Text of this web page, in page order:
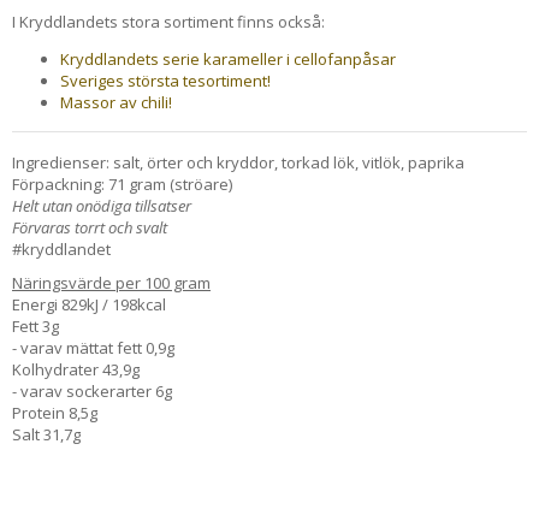
I Kryddlandets stora sortiment finns också:
Kryddlandets serie karameller i cellofanpåsar
Sveriges största tesortiment!
Massor av chili!
Ingredienser: salt, örter och kryddor, torkad lök, vitlök, paprika
Förpackning: 71 gram (ströare)
Helt utan onödiga tillsatser
Förvaras torrt och svalt
#kryddlandet
Näringsvärde per 100 gram
Energi 829kJ / 198kcal
Fett 3g
- varav mättat fett 0,9g
Kolhydrater 43,9g
- varav sockerarter 6g
Protein 8,5g
Salt 31,7g